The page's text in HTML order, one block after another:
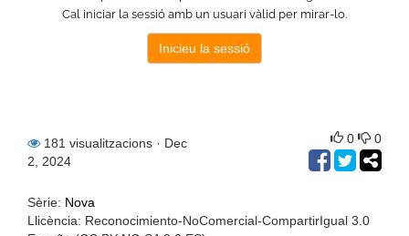
181 visualitzacions · Dec
2, 2024
0 0
Sèrie: Nova
Llicència: Reconocimiento-NoComercial-CompartirIgual 3.0